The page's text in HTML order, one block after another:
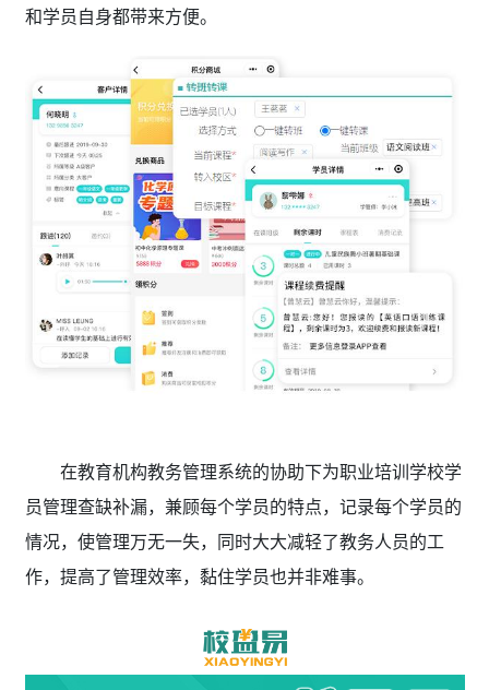
和学员自身都带来方便。
在教育机构教务管理系统的协助下为职业培训学校学
员管理查缺补漏，兼顾每个学员的特点，记录每个学员的
情况，使管理万无一失，同时大大减轻了教务人员的工
作，提高了管理效率，黏住学员也并非难事。